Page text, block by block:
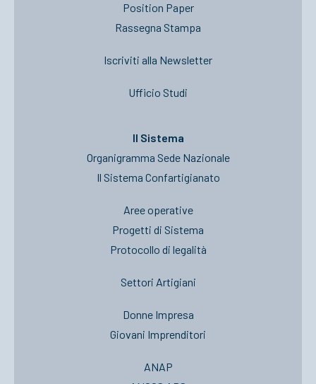
Position Paper
Rassegna Stampa
Iscriviti alla Newsletter
Ufficio Studi
Il Sistema
Organigramma Sede Nazionale
Il Sistema Confartigianato
Aree operative
Progetti di Sistema
Protocollo di legalità
Settori Artigiani
Donne Impresa
Giovani Imprenditori
ANAP